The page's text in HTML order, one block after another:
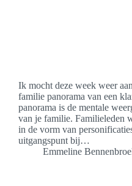
Ik mocht deze week weer
familie panorama van een
panorama is de mentale
van je familie. Familieleden
in de vorm van
uitgangspunt bij…
Emmeline